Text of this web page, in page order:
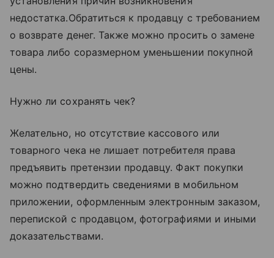
недостатка.Обратиться к продавцу с требованием
о возврате денег. Также можно просить о замене
товара либо соразмерном уменьшении покупной
цены.
Нужно ли сохранять чек?
Желательно, но отсутствие кассового или
товарного чека не лишает потребителя права
предъявить претензии продавцу. Факт покупки
можно подтвердить сведениями в мобильном
приложении, оформленным электронным заказом,
перепиской с продавцом, фотографиями и иными
доказательствами.